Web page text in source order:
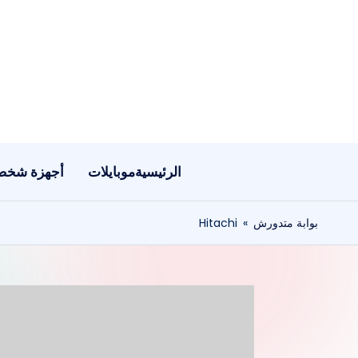
الرئيسيةموبايلات أجهزة
بوابة متدورش »
Hitachi